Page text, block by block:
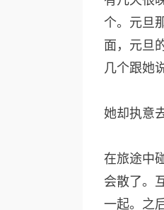
个。元旦
面，元旦
几个跟她
她却执意
在旅途中
会散了。
一起。之